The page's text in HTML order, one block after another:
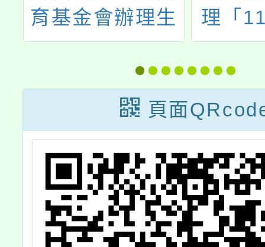
育基金會辦理生
命教育教師研習
活動「生命的圓
滿──尋覓教師
的春天」，歡迎
報名參加。
理「
教育
教育
啟發
自律
訣」
歡迎
人士
頁面